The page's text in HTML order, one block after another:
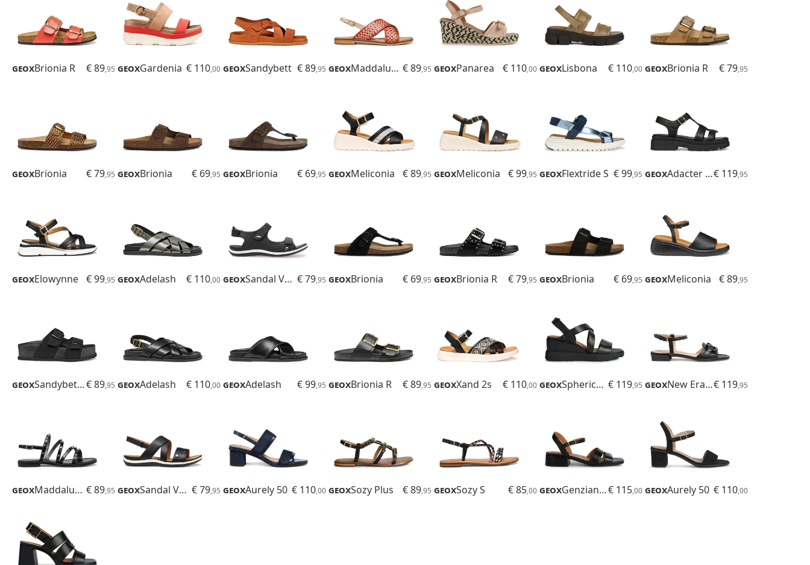
GeoxBrionia R € 89,95 GeoxGardenia € 110,00 GeoxSandybett € 89,95 Geox Maddalusiac € 89,95 GeoxPanarea € 110,00 GeoxLisbona € 110,00 GeoxBrionia R € 79,95
GeoxBrionia € 79,95 GeoxBrionia € 69,95 GeoxBrionia € 69,95 GeoxMeliconia € 89,95 GeoxMeliconia € 99,95 GeoxFlextride S € 99,95 Geox Adacter S B€ 119,95
GeoxElowynne € 99,95 GeoxAdelash € 110,00 Geox Sandal Vega € 79,95 GeoxBrionia € 69,95 GeoxBrionia R € 79,95 GeoxBrionia € 69,95 GeoxMeliconia € 89,95
Geox Sandybett High€ 89,95 GeoxAdelash € 110,00 GeoxAdelash € 99,95 GeoxBrionia R € 89,95 GeoxXand 2s € 110,00 Geox Spherica Ec6 € 119,95 Geox New Eraklia 15€ 119,95
Geox Maddalusiac € 89,95 Geox Sandal Vega € 79,95 GeoxAurely 50 € 110,00 GeoxSozy Plus € 89,95 GeoxSozy S € 85,00 Geox Genziana 30€ 115,00 GeoxAurely 50 € 110,00